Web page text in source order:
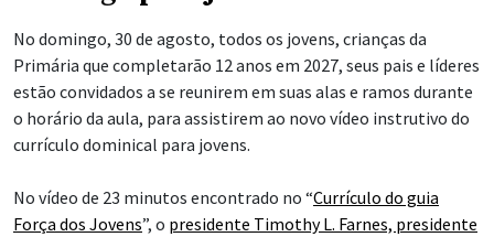
No domingo, 30 de agosto, todos os jovens, crianças da
Primária que completarão 12 anos em 2027, seus pais e líderes
estão convidados a se reunirem em suas alas e ramos durante
o horário da aula, para assistirem ao novo vídeo instrutivo do
currículo dominical para jovens.
No vídeo de 23 minutos encontrado no “Currículo do guia
Força dos Jovens”, o presidente Timothy L. Farnes, presidente